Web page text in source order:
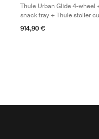
Thule Urban Glide 4-wheel
snack tray + Thule stoller
914,90 €